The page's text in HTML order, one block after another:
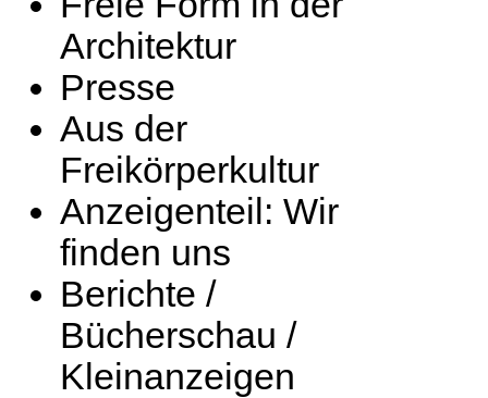
Architektur
Presse
Aus der
Freikörperkultur
Anzeigenteil: Wir
finden uns
Berichte /
Bücherschau /
Kleinanzeigen